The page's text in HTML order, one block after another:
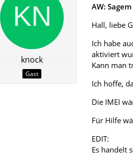
knock
Gast
AW:
Hall, liebe
Ich habe
aktiviert
Kann man
Ich hoffe,
Die IMEI
Für Hilfe
EDIT:
Es handelt